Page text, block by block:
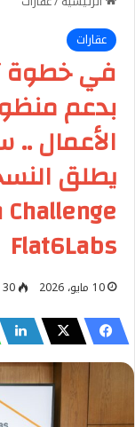
عقارات
في خطوة
بدعم
Flat6Labs
10 مايو، 2026 30